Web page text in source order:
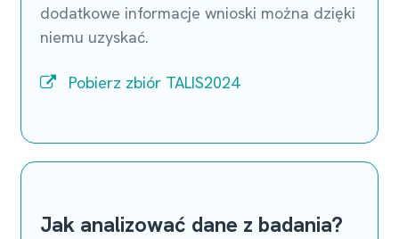
dodatkowe informacje wnioski można dzięki
niemu uzyskać.
Pobierz zbiór TALIS2024
Jak analizować dane z badania?